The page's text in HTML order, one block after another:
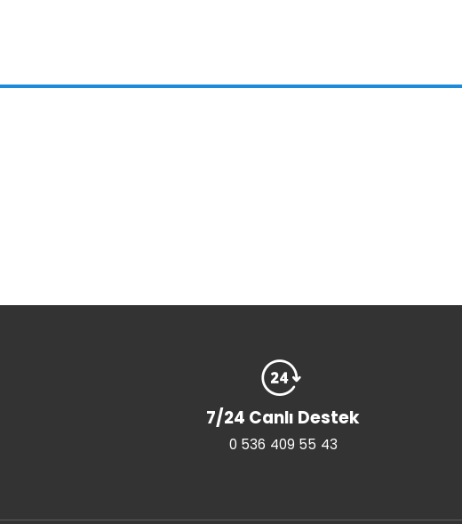
7/24 Canlı Destek
0 536 409 55 43